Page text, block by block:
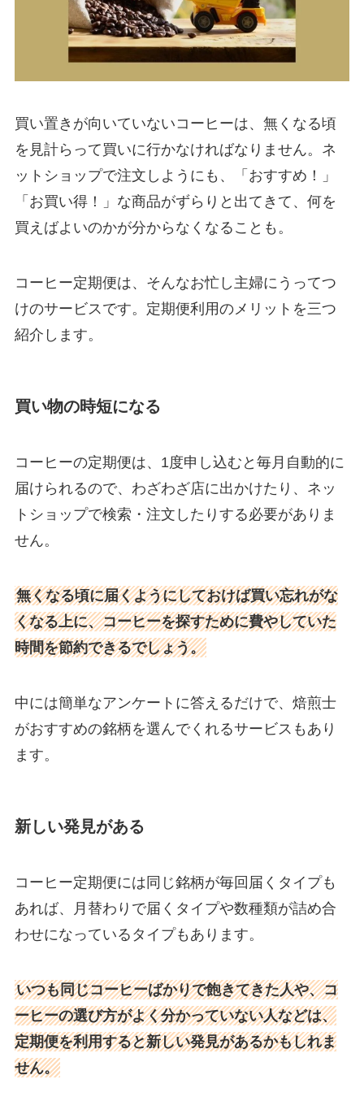
買い置きが向いていないコーヒーは、無くなる頃
を見計らって買いに行かなければなりません。ネ
ットショップで注文しようにも、「おすすめ！」
「お買い得！」な商品がずらりと出てきて、何を
買えばよいのかが分からなくなることも。
コーヒー定期便は、そんなお忙し主婦にうってつ
けのサービスです。定期便利用のメリットを三つ
紹介します。
買い物の時短になる
コーヒーの定期便は、1度申し込むと毎月自動的に
届けられるので、わざわざ店に出かけたり、ネッ
トショップで検索・注文したりする必要がありま
せん。
無くなる頃に届くようにしておけば買い忘れがな
くなる上に、コーヒーを探すために費やしていた
時間を節約できるでしょう。
中には簡単なアンケートに答えるだけで、焙煎士
がおすすめの銘柄を選んでくれるサービスもあり
ます。
新しい発見がある
コーヒー定期便には同じ銘柄が毎回届くタイプも
あれば、月替わりで届くタイプや数種類が詰め合
わせになっているタイプもあります。
いつも同じコーヒーばかりで飽きてきた人や、コ
ーヒーの選び方がよく分かっていない人などは、
定期便を利用すると新しい発見があるかもしれま
せん。